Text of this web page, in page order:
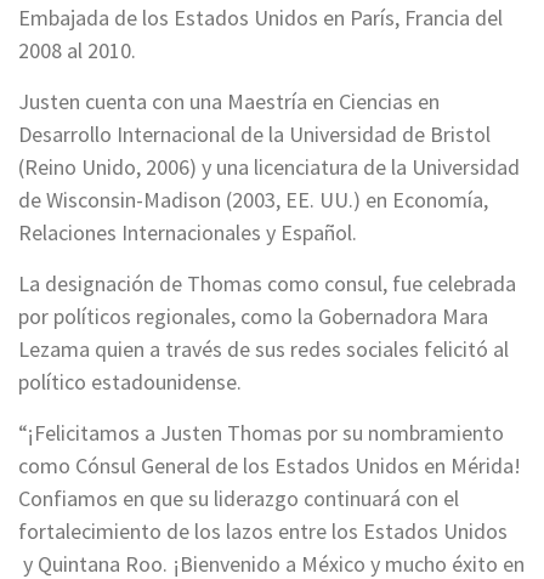
Embajada de los Estados Unidos en París, Francia del
2008 al 2010.
Justen cuenta con una Maestría en Ciencias en
Desarrollo Internacional de la Universidad de Bristol
(Reino Unido, 2006) y una licenciatura de la Universidad
de Wisconsin-Madison (2003, EE. UU.) en Economía,
Relaciones Internacionales y Español.
La designación de Thomas como consul, fue celebrada
por políticos regionales, como la Gobernadora Mara
Lezama quien a través de sus redes sociales felicitó al
político estadounidense.
“¡Felicitamos a Justen Thomas por su nombramiento
como Cónsul General de los Estados Unidos en Mérida!
Confiamos en que su liderazgo continuará con el
fortalecimiento de los lazos entre los Estados Unidos
y Quintana Roo. ¡Bienvenido a México y mucho éxito en